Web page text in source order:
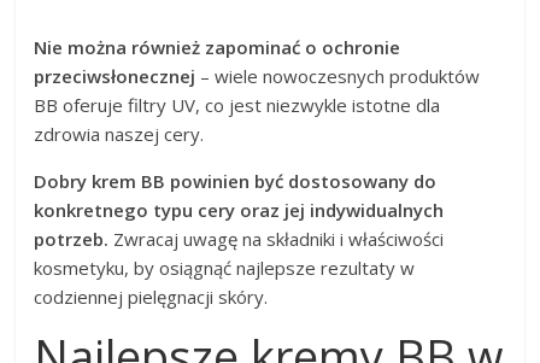
Nie można również zapominać o ochronie
przeciwsłonecznej – wiele nowoczesnych produktów
BB oferuje filtry UV, co jest niezwykle istotne dla
zdrowia naszej cery.
Dobry krem BB powinien być dostosowany do
konkretnego typu cery oraz jej indywidualnych
potrzeb. Zwracaj uwagę na składniki i właściwości
kosmetyku, by osiągnąć najlepsze rezultaty w
codziennej pielęgnacji skóry.